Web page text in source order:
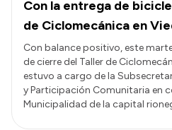
Con la entrega de
de Ciclomecánica en
Con balance positivo, este
de cierre del Taller de
estuvo a cargo de la
y Participación Comunitaria en
Municipalidad de la capital